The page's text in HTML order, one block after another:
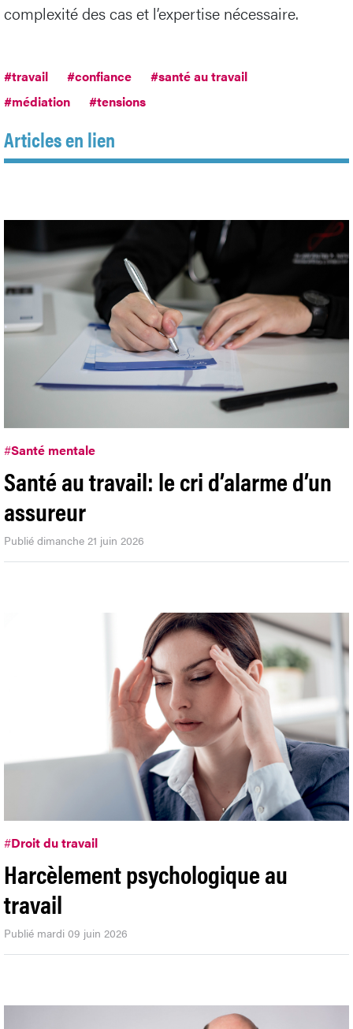
complexité des cas et l’expertise nécessaire.
#travail #confiance
#santé au travail
#médiation
#tensions
Articles en lien
#Santé mentale
Santé au travail: le cri d’alarme d’un
assureur
Publié dimanche 21 juin 2026
#Droit du travail
Harcèlement psychologique au
travail
Publié mardi 09 juin 2026